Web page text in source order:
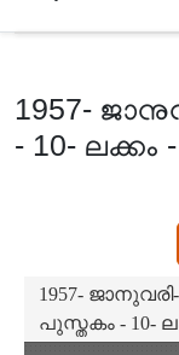
1957-
- 10- ലക്കം